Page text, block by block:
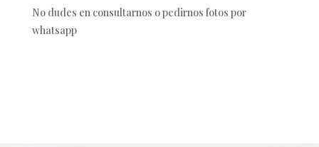
No dudes en consultarnos o pedirnos fotos por
whatsapp